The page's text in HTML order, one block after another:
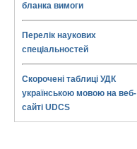
бланка вимоги
Перелік наукових
спеціальностей
Скорочені таблиці УДК
українською мовою на веб-
сайті UDCS